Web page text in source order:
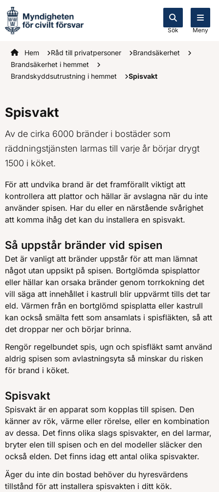
Sök Meny
Startsidan
Hem Råd till privatpersoner
Brandsäkerhet
Brandsäkerhet i hemmet
Brandskyddsutrustning i hemmet
Spisvakt
Spisvakt
Av de cirka 6000 bränder i bostäder som
räddningstjänsten larmas till varje år börjar drygt
1500 i köket.
För att undvika brand är det framförallt viktigt att
kontrollera att plattor och hällar är avslagna när du inte
använder spisen. Har du eller en närstående svårighet
att komma ihåg det kan du installera en spisvakt.
Så uppstår bränder vid spisen
Det är vanligt att bränder uppstår för att man lämnat
något utan uppsikt på spisen. Bortglömda spisplattor
eller hällar kan orsaka bränder genom torrkokning det
vill säga att innehållet i kastrull blir uppvärmt tills det tar
eld. Värmen från en bortglömd spisplatta eller kastrull
kan också smälta fett som ansamlats i spisfläkten, så att
det droppar ner och börjar brinna.
Rengör regelbundet spis, ugn och spisfläkt samt använd
aldrig spisen som avlastningsyta så minskar du risken
för brand i köket.
Spisvakt
Spisvakt är en apparat som kopplas till spisen. Den
känner av rök, värme eller rörelse, eller en kombination
av dessa. Det finns olika slags spisvakter, en del larmar,
bryter elen till spisen och en del modeller släcker den
också elden. Det finns idag ett antal olika spisvakter.
Äger du inte din bostad behöver du hyresvärdens
tillstånd för att installera spisvakten i ditt kök.